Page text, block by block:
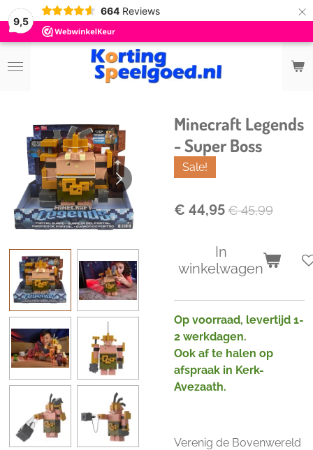
9,5
664 Reviews ×
Minecraft Legends
- Super Boss
Sale!
€ 44,95€ 45,99
In
winkelwagen
Op voorraad, levertijd 1-
2 werkdagen.
Ook af te halen op
afspraak in Kerk-
Avezaath.
Verenig de Bovenwereld